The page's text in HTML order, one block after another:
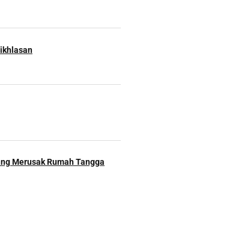
Merusak Rumah Tangga